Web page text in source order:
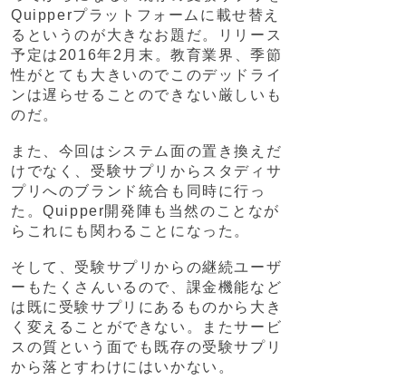
Quipperプラットフォームに載せ替え
るというのが大きなお題だ。リリース
予定は2016年2月末。教育業界、季節
性がとても大きいのでこのデッドライ
ンは遅らせることのできない厳しいも
のだ。
また、今回はシステム面の置き換えだ
けでなく、受験サプリからスタディサ
プリへのブランド統合も同時に行っ
た。Quipper開発陣も当然のことなが
らこれにも関わることになった。
そして、受験サプリからの継続ユーザ
ーもたくさんいるので、課金機能など
は既に受験サプリにあるものから大き
く変えることができない。またサービ
スの質という面でも既存の受験サプリ
から落とすわけにはいかない。